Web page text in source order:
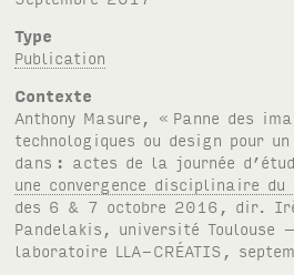
Type
Publication
Contexte
Anthony Masure, « Panne des
technologiques ou design pour un
dans : actes de la journée
une convergence disciplinaire
des 6 & 7 octobre 2016, dir.
Pandelakis, université Toulouse
laboratoire LLA-CRÉATIS,